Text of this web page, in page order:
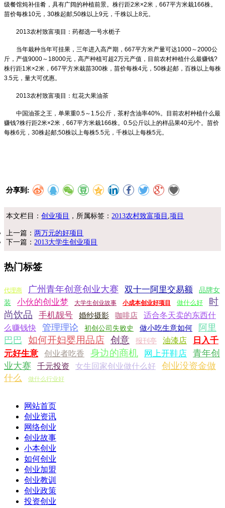
级餐馆炖补佳肴，具有广阔的种植前景。株行距2米×2米， 667平方米栽166株。
苗价每株10元， 30株起邮;50株以上9元，千株以上8元。
2013农村致富项目：药都选一号水栀子
当年栽种当年可挂果，三年进入高产期， 667平方米产量可达1000～2000公
斤，产值9000～ 18000元，高产种植可超2万元产值，目前农村种植什么最赚钱?
株行距1 米×2米， 667平方米栽苗300株，苗价每株4元， 50株起邮，百株以上每株
3.5元，量大可优惠。
2013农村致富项目：红花大果油茶
中国油茶之王，单果重0.5～ 1.5公斤，茶籽含油率40%。目前农村种植什么最
赚钱?株行距2米×2米， 667平方米栽166株。 0.5公斤以上的样品果40元/个。苗价
每株6元， 30株起邮;50株以上每株5.5元，千株以上每株5元。
分享到:
本文栏目：创业项目 ，所属标签： 2013农村致富项目 ,项目
上一篇：两万元的好项目
下一篇： 2013大学生创业项目
热门标签
代理商 广州青年创意创业大赛 双十一阿里交易额
品牌女
装
小伙的创业梦 大学生创业故事 小成本创业好项目 做什么好
时
尚饮品
手机靓号 婚纱摄影 咖啡店
适合冬天卖的东西什
么赚钱快
管理理论 初创公司失败史 做小吃生意如何
阿里
巴巴
如何开妇婴用品店 创意 报刊亭 油漆店
日入千
元好生意
创业者吃香 身边的商机 网上开鞋店
青年创
业大赛
千元投资 女生回家创业做什么好
创业没资金做
什么
做什么行业好
网站首页
创业资讯
网络创业
创业故事
小本创业
如何创业
创业加盟
创业教训
创业政策
投资创业